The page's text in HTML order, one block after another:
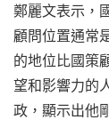
鄭麗文表示，
顧問位置通常
的地位比國策
望和影響力的
政，顯示出他